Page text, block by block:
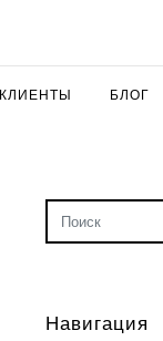
КЛИЕНТЫ БЛОГ
Навигация